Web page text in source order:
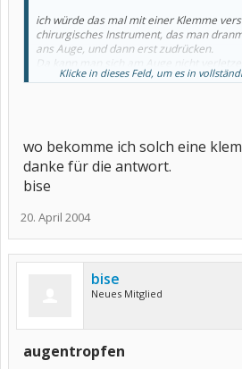
ich würde das mal mit einer Klemme
chirurgisches Instrument, das man
ans Auge, und dann erst zudrücken.
Da kann man sich am Auge nicht
auf dem Teil wenn man will.
Gruss
Klicke in dieses Feld, um es in
wo bekomme ich solch eine
danke für die antwort.
bise
20. April 2004
bise
Neues Mitglied
augentropfen